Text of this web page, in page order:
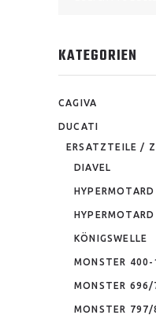
KATEGORIEN
CAGIVA
DUCATI
ERSATZTEILE /
DIAVEL
KÖNIGSWELLE
MONSTER
MONSTER
MONSTER